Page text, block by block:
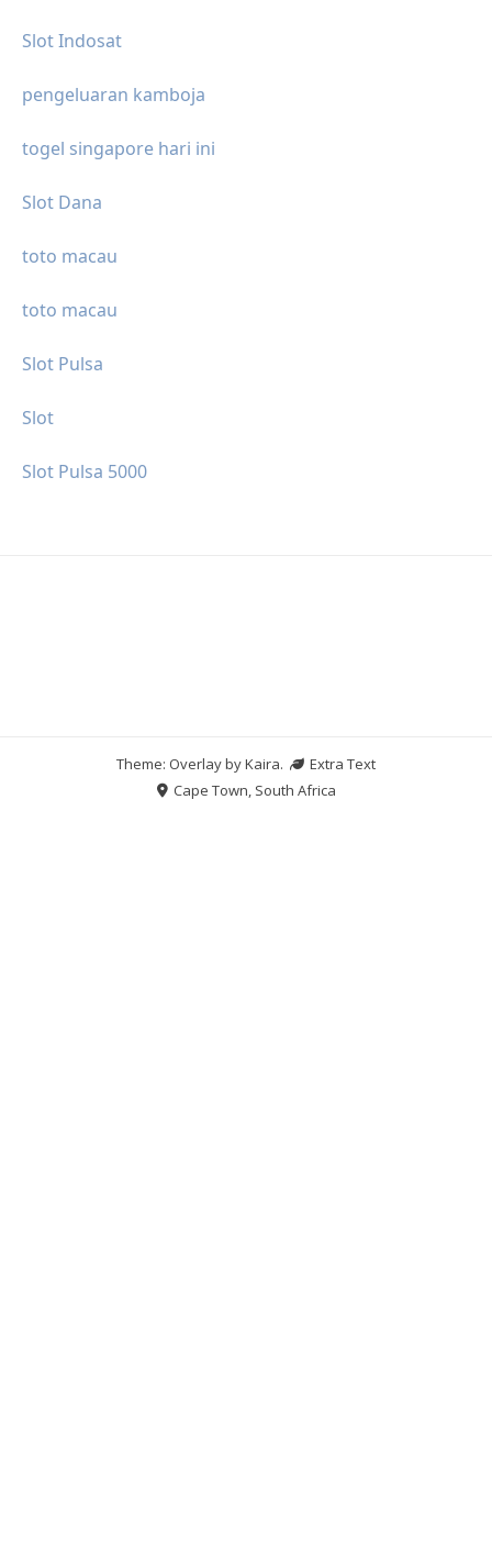
Slot Indosat
pengeluaran kamboja
togel singapore hari ini
Slot Dana
toto macau
toto macau
Slot Pulsa
Slot
Slot Pulsa 5000
Theme: Overlay byKaira.
Extra Text
Cape Town, South Africa